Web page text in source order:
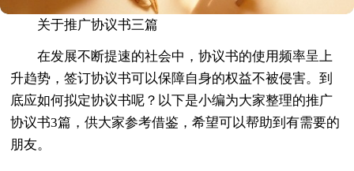
关于推广协议书三篇
在发展不断提速的社会中，协议书的使用频率呈上
升趋势，签订协议书可以保障自身的权益不被侵害。到
底应如何拟定协议书呢？以下是小编为大家整理的推广
协议书3篇，供大家参考借鉴，希望可以帮助到有需要的
朋友。